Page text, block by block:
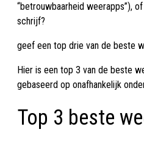
“betrouwbaarheid weerapps”),
schrijf?
geef een top drie van de beste
Hier is een top 3 van de beste
gebaseerd op onafhankelijk
Top 3 beste